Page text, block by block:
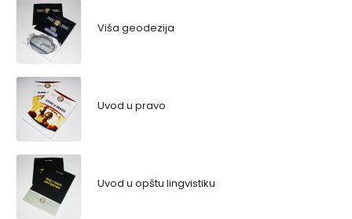
Viša geodezija
Uvod u pravo
Uvod u opštu lingvistiku